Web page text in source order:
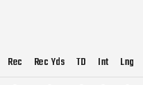
Rec Rec Yds TD Int Lng